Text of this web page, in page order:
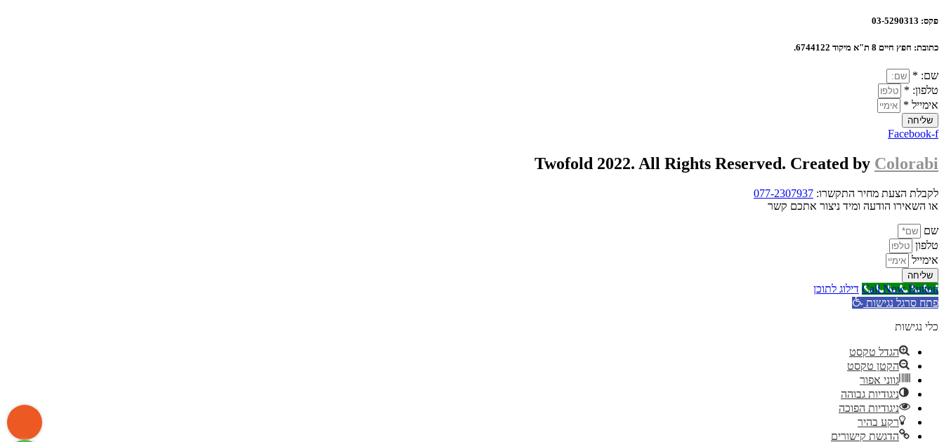
פקס:
כתובת: חפץ חיים 8 ת"א מיקוד 6744122.
שם: *
טלפון: *
אימייל *
שליחה
Facebook-f
Twofold 2022. All Rights Reserved. Created by Colorabi
לקבלת הצעת מחיר התקשרו: 077-2307937
או השאירו הודעה ומיד ניצור אתכם קשר
שם
טלפון
אימייל
שליחה
Call Now Button דילוג לתוכן
פתח סרגל נגישות
כלי נגישות
הגדל טקסט
הקטן טקסט
גווני אפור
ניגודיות גבוהה
ניגודיות הפוכה
רקע בהיר
הדגשת קישורים